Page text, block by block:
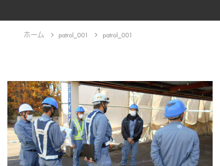
ホーム patrol_001 patrol_001